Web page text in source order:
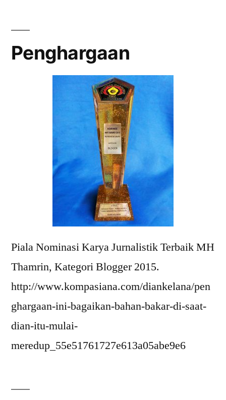
Penghargaan
Piala Nominasi Karya Jurnalistik Terbaik MH
Thamrin, Kategori Blogger 2015.
http://www.kompasiana.com/diankelana/pen
ghargaan-ini-bagaikan-bahan-bakar-di-saat-
dian-itu-mulai-
meredup_55e51761727e613a05abe9e6